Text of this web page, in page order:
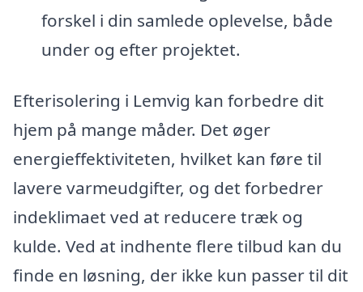
forskel i din samlede oplevelse, både
under og efter projektet.
Efterisolering i Lemvig kan forbedre dit
hjem på mange måder. Det øger
energieffektiviteten, hvilket kan føre til
lavere varmeudgifter, og det forbedrer
indeklimaet ved at reducere træk og
kulde. Ved at indhente flere tilbud kan du
finde en løsning, der ikke kun passer til dit